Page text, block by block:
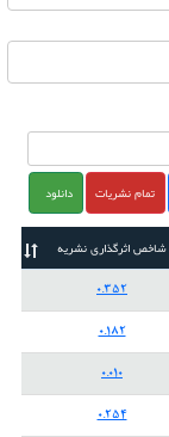
دانلود تمام نشريات
شاخص اثرگذاری نشریه
0.352
0.182
0.010
0.254